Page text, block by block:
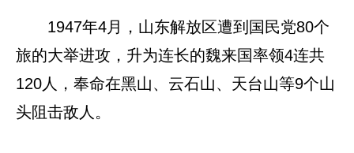
1947年4月，山东解放区遭到国民党80个
旅的大举进攻，升为连长的魏来国率领4连共
120人，奉命在黑山、云石山、天台山等9个山
头阻击敌人。